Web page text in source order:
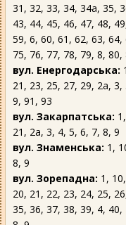
31, 32, 33, 34, 34а, 35,
43, 44, 45, 46, 47, 48,
59, 6, 60, 61, 62, 63,
75, 76, 77, 78, 79, 8,
вул. Енергодарська:
21, 23, 25, 27, 29, 2а,
9, 91, 93
вул. Закарпатська:
21, 2а, 3, 4, 5, 6, 7, 8, 9
вул. Знаменська: 1,
8, 9
вул. Зорепадна: 1,
20, 21, 22, 23, 24, 25,
35, 36, 37, 38, 39, 4,